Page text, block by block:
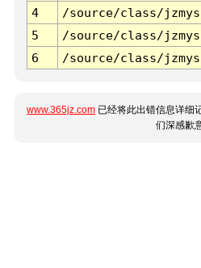
4
/source/class/
5
/source/class/
6
/source/class/
www.365jz.com 已经将此出错信息详细
们深感歉